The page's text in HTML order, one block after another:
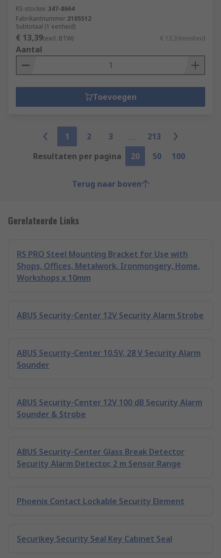
RS-stocknr. 347-8664
Fabrikantnummer 2105512
Subtotaal (1 eenheid)
€ 13,39(excl. BTW) € 13,39/eenheid
Aantal
Toevoegen
1 2 3
213
Resultaten per pagina
20 50 100
Terug naar boven
Gerelateerde Links
RS PRO Steel Mounting Bracket for Use with
Shops, Offices, Metalwork, Ironmongery, Home,
Workshops x 10mm
ABUS Security-Center 12V Security Alarm Strobe
ABUS Security-Center 10.5V, 28 V Security Alarm
Sounder
ABUS Security-Center 12V 100 dB Security Alarm
Sounder & Strobe
ABUS Security-Center Glass Break Detector
Security Alarm Detector, 2 m Sensor Range
Phoenix Contact Lockable Security Element
Securikey Security Seal Key Cabinet Seal